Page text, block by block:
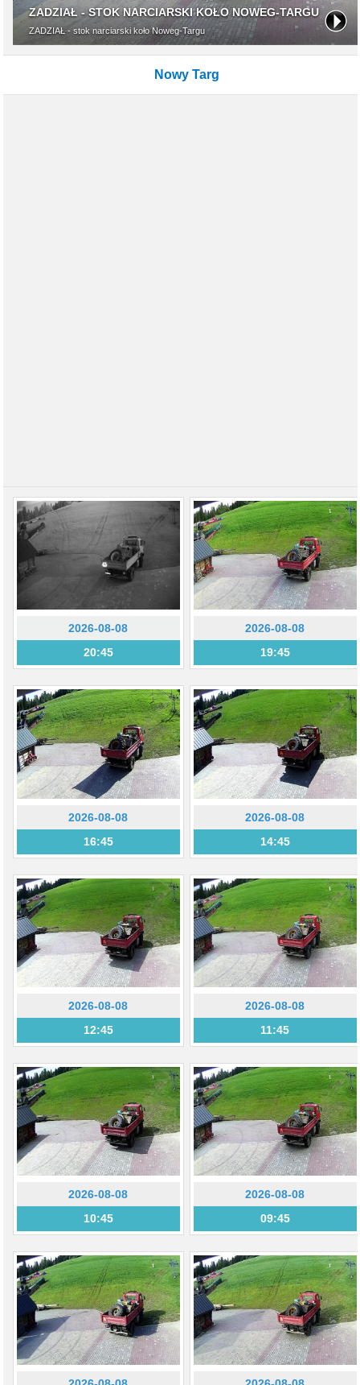
Nowy Targ
2026-08-08
20:45
2026-08-08
19:45
2026-08-08
16:45
2026-08-08
14:45
2026-08-08
12:45
2026-08-08
11:45
2026-08-08
10:45
2026-08-08
09:45